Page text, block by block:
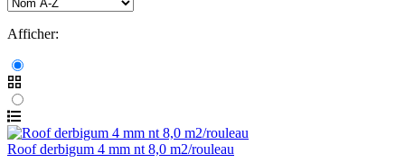
Afficher:
Roof derbigum 4 mm nt 8,0 m2/rouleau